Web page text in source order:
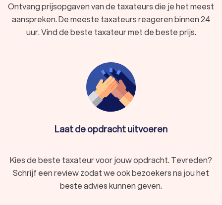
op of de genoemde kosten inclusief of exclusief btw zijn.
Ben je enkel op zoek naar een waardebepaling van je huis,
omdat je de verkoopprijs wilt vaststellen? Er zijn
de waarde en geen toelichting in een uitgebreid rapport.
Trustoo geeft je een top 10 van de beste taxateurs in Breda.
Ben je op zoek naar een
verkoopmakelaar
in Breda? Ook dan vind je bij ons snel en
eenvoudig de juiste specialist.
Ontvang prijsopgaven van de taxateurs die je het meest
aanspreken. De meeste taxateurs reageren binnen 24
uur. Vind de beste taxateur met de beste prijs.
Laat de opdracht uitvoeren
Kies de beste taxateur voor jouw opdracht. Tevreden?
Schrijf een review zodat we ook bezoekers na jou het
beste advies kunnen geven.